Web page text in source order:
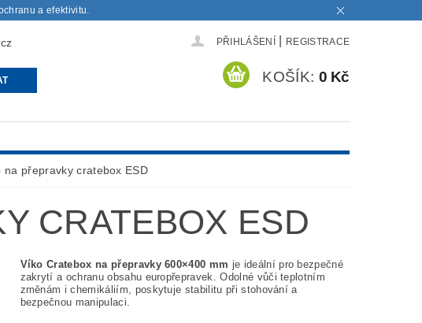
a efektivitu.
PŘIHLÁŠENÍ REGISTRACE
KOŠÍK: 0 Kč
na přepravky cratebox ESD
CRATEBOX ESD
Víko Cratebox na přepravky 600×400 mm je ideální pro bezpečné
zakrytí a ochranu obsahu europřepravek. Odolné vůči teplotním
změnám i chemikáliím, poskytuje stabilitu při stohování a
bezpečnou manipulaci.